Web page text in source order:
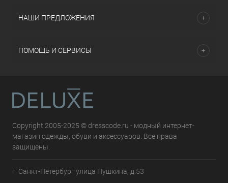
НАШИ ПРЕДЛОЖЕНИЯ
ПОМОЩЬ И СЕРВИСЫ
Copyright 2005-2025 © dresscode.ru - модный интернет-
магазин одежды, обуви и аксессуаров. Все права
защищены.
г. Санкт-Петербург улица Пушкина, д.53